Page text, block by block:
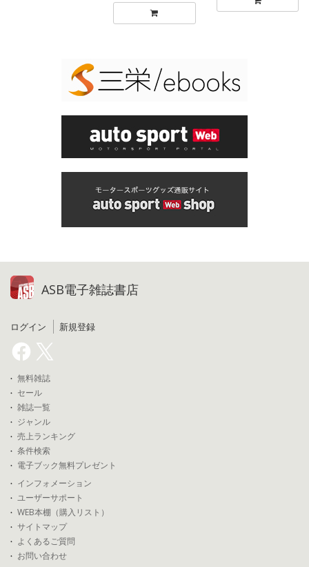
ASB電子雑誌書店
ログイン 新規登録
無料雑誌
セール
雑誌一覧
ジャンル
売上ランキング
条件検索
電子ブック無料プレゼント
インフォメーション
ユーザーサポート
WEB本棚（購入リスト）
サイトマップ
よくあるご質問
お問い合わせ